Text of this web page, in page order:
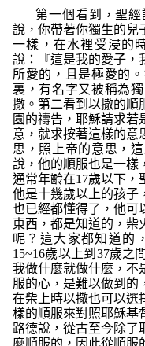
第一個看到，聖
說，你帶著你獨生的兒
一樣，在水裡受浸的
說：『這是我的愛子，
所愛的，且是極愛的
裏，有名字又被稱為
撒。第二看到以撒的順
園的禱告，耶穌請求
意，就求按著這樣的意
思，照上帝的意思，
說，他的順服也是一樣
通常年齡在17歲以下，
他是十幾歲以上的孩子
也已經都懂得了，他可
東西，都是知道的，柴
呢？這大家都知道的
15~16歲以上到 37歲之
我做什麼就做什麼，不
服的心，是難以做到的
在柴上時以撒也可以選
樣的順服來對照耶穌基
路德說，從古至今除了
麼順服的，因此從順服